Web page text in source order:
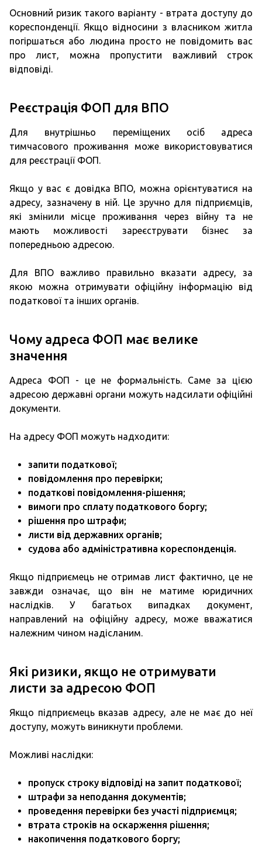
Основний ризик такого варіанту - втрата доступу до
кореспонденції. Якщо відносини з власником житла
погіршаться або людина просто не повідомить вас
про лист, можна пропустити важливий строк
відповіді.
Реєстрація ФОП для ВПО
Для внутрішньо переміщених осіб адреса
тимчасового проживання може використовуватися
для реєстрації ФОП.
Якщо у вас є довідка ВПО, можна орієнтуватися на
адресу, зазначену в ній. Це зручно для підприємців,
які змінили місце проживання через війну та не
мають можливості зареєструвати бізнес за
попередньою адресою.
Для ВПО важливо правильно вказати адресу, за
якою можна отримувати офіційну інформацію від
податкової та інших органів.
Чому адреса ФОП має велике
значення
Адреса ФОП - це не формальність. Саме за цією
адресою державні органи можуть надсилати офіційні
документи.
На адресу ФОП можуть надходити:
запити податкової;
повідомлення про перевірки;
податкові повідомлення-рішення;
вимоги про сплату податкового боргу;
рішення про штрафи;
листи від державних органів;
судова або адміністративна кореспонденція.
Якщо підприємець не отримав лист фактично, це не
завжди означає, що він не матиме юридичних
наслідків. У багатьох випадках документ,
направлений на офіційну адресу, може вважатися
належним чином надісланим.
Які ризики, якщо не отримувати
листи за адресою ФОП
Якщо підприємець вказав адресу, але не має до неї
доступу, можуть виникнути проблеми.
Можливі наслідки:
пропуск строку відповіді на запит податкової;
штрафи за неподання документів;
проведення перевірки без участі підприємця;
втрата строків на оскарження рішення;
накопичення податкового боргу;